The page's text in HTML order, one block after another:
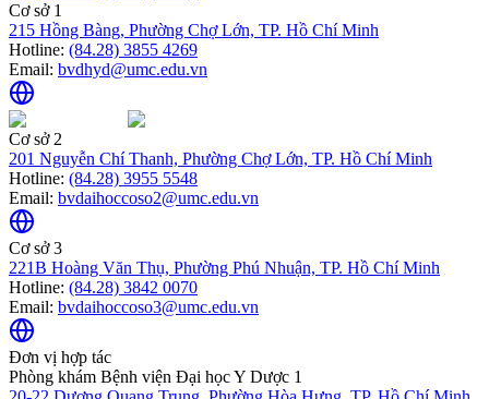
Cơ sở 1
215 Hồng Bàng, Phường Chợ Lớn, TP. Hồ Chí Minh
Hotline: (84.28) 3855 4269
Email: bvdhyd@umc.edu.vn
Cơ sở 2
201 Nguyễn Chí Thanh, Phường Chợ Lớn, TP. Hồ Chí Minh
Hotline: (84.28) 3955 5548
Email: bvdaihoccoso2@umc.edu.vn
Cơ sở 3
221B Hoàng Văn Thụ, Phường Phú Nhuận, TP. Hồ Chí Minh
Hotline: (84.28) 3842 0070
Email: bvdaihoccoso3@umc.edu.vn
Đơn vị hợp tác
Phòng khám Bệnh viện Đại học Y Dược 1